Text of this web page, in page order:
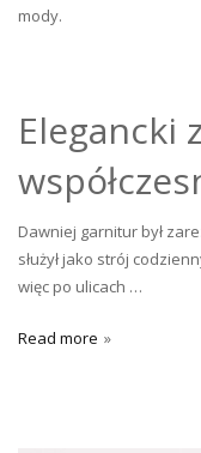
mody.
Elegancki
Dawniej garnitur był
służył jako strój
więc po ulicach …
Read more